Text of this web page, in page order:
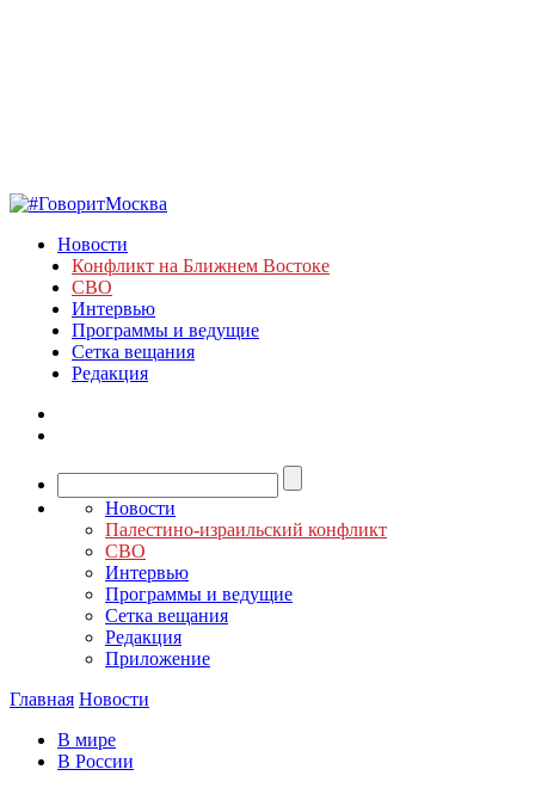
Новости
Конфликт на Ближнем Востоке
СВО
Интервью
Программы и ведущие
Сетка вещания
Редакция
Новости
Палестино-израильский конфликт
СВО
Интервью
Программы и ведущие
Сетка вещания
Редакция
Приложение
Главная Новости
В мире
В России